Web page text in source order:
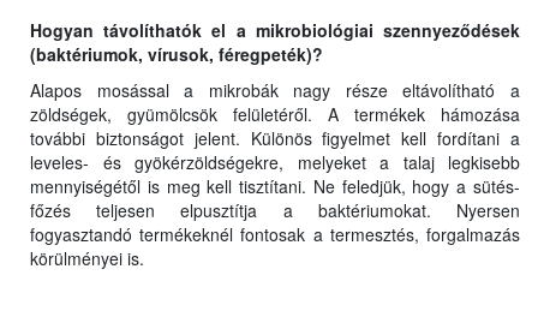
Hogyan távolíthatók el a mikrobiológiai szennyeződések
(baktériumok, vírusok, féregpeték)?
Alapos mosással a mikrobák nagy része eltávolítható a
zöldségek, gyümölcsök felületéről. A termékek hámozása
további biztonságot jelent. Különös figyelmet kell fordítani a
leveles- és gyökérzöldségekre, melyeket a talaj legkisebb
mennyiségétől is meg kell tisztítani. Ne feledjük, hogy a sütés-
főzés teljesen elpusztítja a baktériumokat. Nyersen
fogyasztandó termékeknél fontosak a termesztés, forgalmazás
körülményei is.